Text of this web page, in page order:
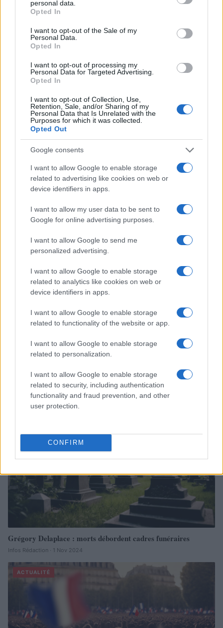
grant or deny consent to Google and its third-party tags to
use your data for below specified purposes in below Google
consent section.
personal data.
Opted In
I want to opt-out of the Sale of my
Personal Data.
Opted In
I want to opt-out of processing my
Personal Data for Targeted Advertising.
Opted In
I want to opt-out of Collection, Use,
Retention, Sale, and/or Sharing of my
Personal Data that Is Unrelated with the
Purposes for which it was collected.
Opted Out
Google consents
I want to allow Google to enable storage
related to advertising like cookies on web or
device identifiers in apps.
I want to allow my user data to be sent to
Google for online advertising purposes.
I want to allow Google to send me
personalized advertising.
I want to allow Google to enable storage
related to analytics like cookies on web or
device identifiers in apps.
I want to allow Google to enable storage
related to functionality of the website or app.
I want to allow Google to enable storage
related to personalization.
I want to allow Google to enable storage
related to security, including authentication
functionality and fraud prevention, and other
user protection.
CONFIRM
À lire aussi
Rétablir la Sécurité Après un Cambriolage : Solutions Rapides
et Efficaces de La Clé du 16 à Paris
Infos Rédaction · 12 Déc 2024
ACTUALITÉ
Grégory Delaplace : morts débordent cadres funéraires
Infos Rédaction · 1 Nov 2024
ACTUALITÉ